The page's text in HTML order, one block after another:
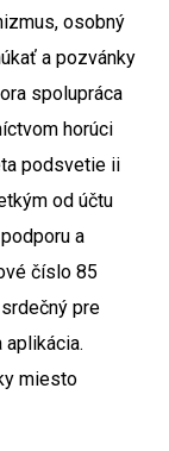
osobný
a pozvánky
spolupráca
horúci
podsvetie ii
od účtu
a
číslo 85
pre
aplikácia.
miesto